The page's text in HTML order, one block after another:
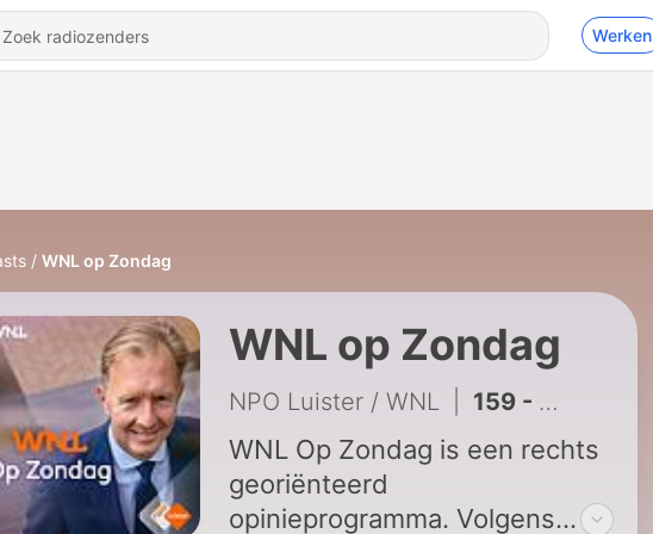
Werken
WNL op Zondag
WNL op Zondag
NPO Luister / WNL 159 - Mona Keijzer wil dat Nederland asielopvang regelt zoals in België: 'Alleenreizende mannen uit veilige landen niet meer opvangen' (7 juni 2026)
WNL Op Zondag is een rechts
georiënteerd
opinieprogramma. Volgens